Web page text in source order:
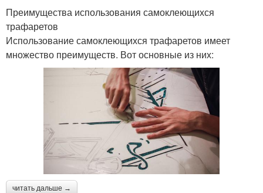
Преимущества использования самоклеющихся
трафаретов
Использование самоклеющихся трафаретов имеет
множество преимуществ. Вот основные из них:
читать дальше →